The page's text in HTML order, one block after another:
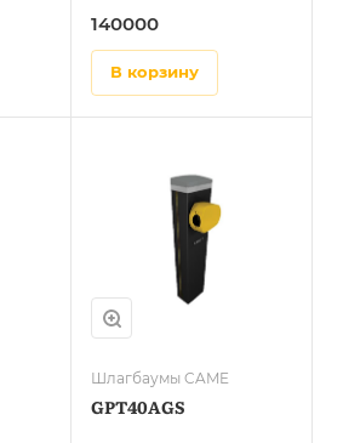
140000
в корзину
Шлагбаумы CAME
GPT40AGS